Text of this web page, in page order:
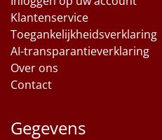
Klantenservice
Toegankelijkheidsverklaring
AI-transparantieverklaring
Over ons
Contact
Gegevens